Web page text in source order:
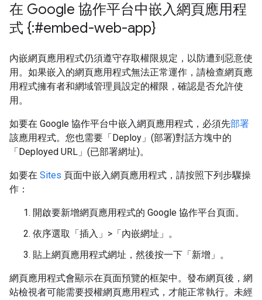
在 Google 協作平台中嵌入網頁應用程
式 {:#embed-web-app}
內嵌網頁應用程式仍須遵守存取權限規定，以防遭到惡意使
用。如果嵌入的網頁應用程式無法正常運作，請檢查網頁應
用程式擁有者和網域管理員設定的權限，確認是否允許使
用。
如要在 Google 協作平台中嵌入網頁應用程式，必須先部署
該應用程式。您也需要「Deploy」(部署)對話方塊中的
「Deployed URL」(已部署網址)。
如要在 Sites 頁面中嵌入網頁應用程式，請按照下列步驟操
作：
開啟要新增網頁應用程式的 Google 協作平台頁面。
依序選取「插入」>「內嵌網址」 。
貼上網頁應用程式網址，然後按一下「新增」 。
網頁應用程式會顯示在頁面預覽的框架中。發布網頁後，網
站檢視者可能需要授權網頁應用程式，才能正常執行。未經